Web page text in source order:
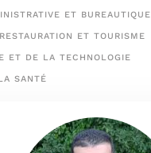
ET BUREAUTIQUE
ET TOURISME
ET DE LA TECHNOLOGIE
SANTÉ